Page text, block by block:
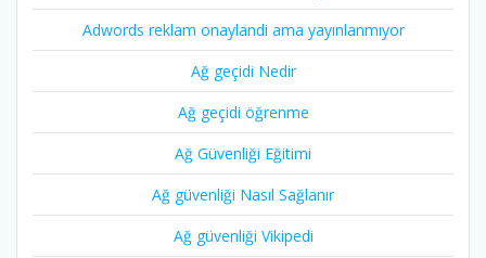
Adwords reklam onaylandi ama yayınlanmıyor
Ağ geçidi Nedir
Ağ geçidi öğrenme
Ağ Güvenliği Eğitimi
Ağ güvenliği Nasıl Sağlanır
Ağ güvenliği Vikipedi